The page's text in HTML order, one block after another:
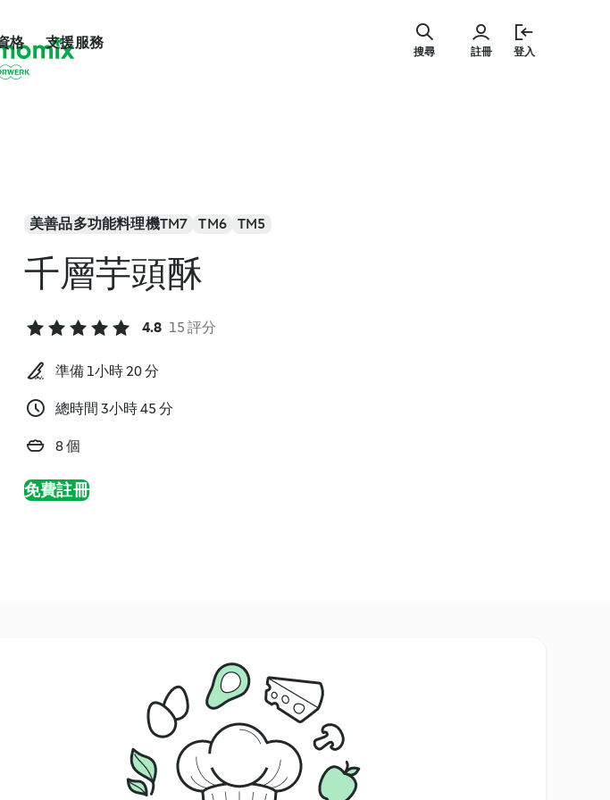
格 支援服務
註冊 登入
搜尋
美善品多功能料理機TM7 TM6 TM5
千層芋頭酥
4.8 15 評分
準備 1小時 20 分
總時間 3小時 45 分
8 個
免費註冊